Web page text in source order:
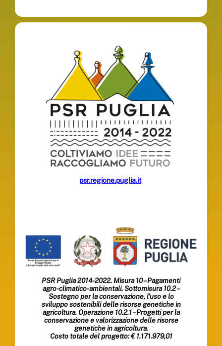
psr.regione.puglia.it
PSR Puglia 2014-2022. Misura 10 – Pagamenti
agro-climatico-ambientali. Sottomisura 10.2 –
Sostegno per la conservazione, l’uso e lo
sviluppo sostenibili delle risorse genetiche in
agricoltura. Operazione 10.2.1 – Progetti per la
conservazione e valorizzazione delle risorse
genetiche in agricoltura.
Costo totale del progetto: € 1.171.979,01